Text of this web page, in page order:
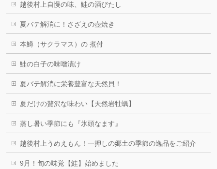
越後村上自慢の味、鮭の酒びたし
夏バテ解消に！さざえの壺焼き
本鱒（サクラマス）の 煮付
鮭の白子の味噌漬け
夏バテ解消に栄養豊富な天然貝！
夏だけの贅沢な味わい【天然岩牡蠣】
蒸し暑い季節にも『氷頭なます』
越後村上うめえもん！一押しの郷土の季節の逸品をご紹介
9月！旬の味覚【鮭】始めました